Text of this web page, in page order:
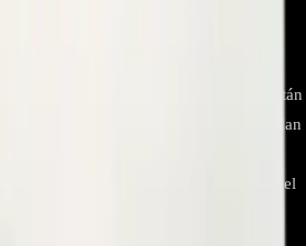
prolongar la vida de los alimentos.
genuino de LG (también denominado
tray”). Los cajones de verduras LG están
de humedad adecuados y se instalan
manual del usuario del modelo
compatibilidad final, se debe validar el
de repuestos del modelo antes de la